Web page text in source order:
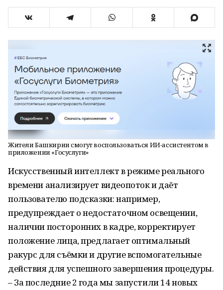
Жители Башкирии смогут воспользоваться ИИ-ассистентом в
приложении «Госуслуги»
Искусственный интеллект в режиме реального
времени анализирует видеопоток и даёт
пользователю подсказки: например,
предупреждает о недостаточном освещении,
наличии посторонних в кадре, корректирует
положение лица, предлагает оптимальный
ракурс для съёмки и другие вспомогательные
действия для успешного завершения процедуры.
– За последние 2 года мы запустили 14 новых